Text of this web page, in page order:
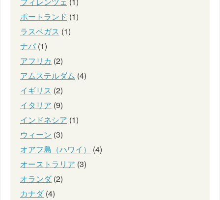
ポートランド (1)
ラスベガス (1)
ナパ (1)
アフリカ (2)
アムステルダム (4)
イギリス (2)
イタリア (9)
インドネシア (1)
ウィーン (3)
オアフ島（ハワイ）
(4)
オーストラリア (3)
オランダ(2)
カナダ(4)